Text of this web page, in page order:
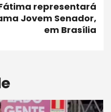
representará
Jovem Senador,
em Brasília